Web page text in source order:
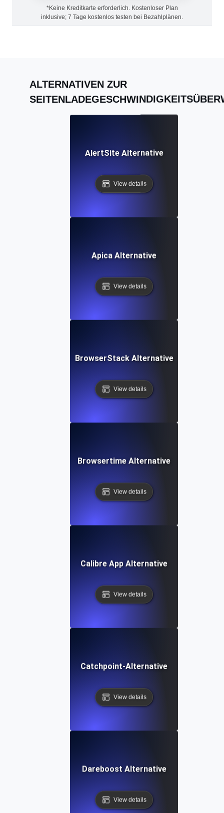
*Keine Kreditkarte erforderlich. Kostenloser Plan
inklusive; 7 Tage kostenlos testen bei Bezahlplänen.
ALTERNATIVEN ZUR
AlertSite Alternative
View details
Apica Alternative
View details
BrowserStack Alternative
View details
Browsertime Alternative
View details
Calibre App Alternative
View details
Catchpoint-Alternative
View details
Dareboost Alternative
View details